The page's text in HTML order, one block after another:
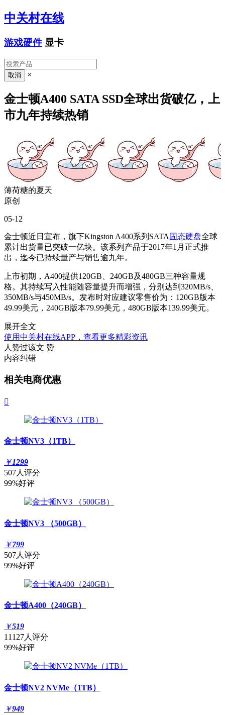
中关村在线
游戏硬件 显卡
×
金士顿A400 SATA SSD全球出货破亿，上
市九年持续热销
薄荷糖的夏天
原创
05-12
金士顿近日宣布，旗下Kingston A400系列SATA 固态硬盘全球
累计出货量已突破一亿块。该系列产品于2017年1月正式推
出，迄今已持续量产与销售逾九年。
上市初期，A400提供120GB、240GB及480GB三种容量规
格。其持续写入性能随容量提升而增强，分别达到320MB/s、
350MB/s与450MB/s。发布时对应建议零售价为：120GB版本
49.99美元，240GB版本79.99美元，480GB版本139.99美元。
展开全文
使用中关村在线APP，查看更多精彩资讯
人赞过该文 赞
内容纠错
相关电商优惠

金士顿NV3（1TB）
￥1299
507人评分
99%好评
金士顿NV3 （500GB）
￥799
507人评分
99%好评
金士顿A400（240GB）
￥519
11127人评分
99%好评
金士顿NV2 NVMe（1TB）
￥949